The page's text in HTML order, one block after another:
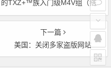
的TXZ+™族入门级M4V组（搭
载Arm Cortex‑M4内核的标准微
控制器）工程样品
下一篇
美国：关闭多家盗版网站